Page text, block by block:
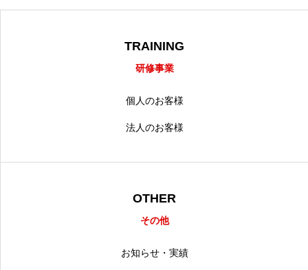
TRAINING
研修事業
個人のお客様
法人のお客様
OTHER
その他
お知らせ・実績